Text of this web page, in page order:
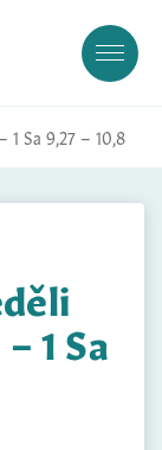
1 Sa 9,27 – 10,8
1 Sa